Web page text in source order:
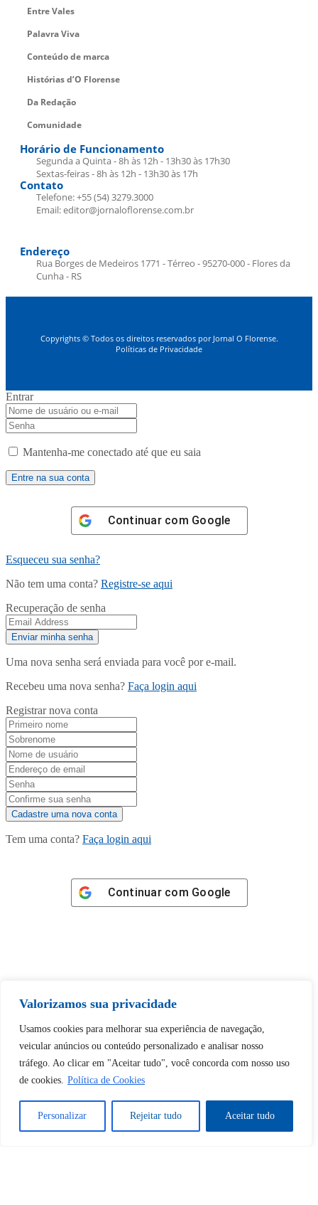
Valorizamos sua privacidade
Usamos cookies para melhorar sua experiência de navegação,
veicular anúncios ou conteúdo personalizado e analisar nosso
tráfego. Ao clicar em "Aceitar tudo", você concorda com nosso uso
de cookies. Política de Cookies
Personalizar Rejeitar tudo Aceitar tudo
Entre Vales
Palavra Viva
Conteúdo de marca
Histórias d’O Florense
Da Redação
Comunidade
Horário de Funcionamento
Segunda a Quinta - 8h às 12h - 13h30 às 17h30
Sextas-feiras - 8h às 12h - 13h30 às 17h
Contato
Telefone: +55 (54) 3279.3000
Email: editor@jornaloflorense.com.br
Endereço
Rua Borges de Medeiros 1771 - Térreo - 95270-000 - Flores da
Cunha - RS
Copyrights © Todos os direitos reservados por Jornal O Florense.
Políticas de Privacidade
Entrar
Mantenha-me conectado até que eu saia
Continuar com Google
Esqueceu sua senha?
Não tem uma conta? Registre-se aqui
Recuperação de senha
Uma nova senha será enviada para você por e-mail.
Recebeu uma nova senha? Faça login aqui
Registrar nova conta
Tem uma conta? Faça login aqui
Continuar com Google
desbloquear esta publicação?
Desbloquear esquerda : 0